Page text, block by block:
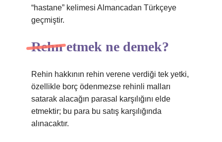
“hastane” kelimesi Almancadan Türkçeye
geçmiştir.
Rehn etmek ne demek?
Rehin hakkının rehin verene verdiği tek yetki,
özellikle borç ödenmezse rehinli malları
satarak alacağın parasal karşılığını elde
etmektir; bu para bu satış karşılığında
alınacaktır.